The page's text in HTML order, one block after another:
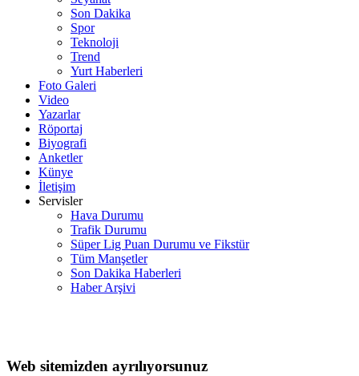
Son Dakika
Spor
Teknoloji
Trend
Yurt Haberleri
Foto Galeri
Video
Yazarlar
Röportaj
Biyografi
Anketler
Künye
İletişim
Servisler
Hava Durumu
Trafik Durumu
Süper Lig Puan Durumu ve Fikstür
Tüm Manşetler
Son Dakika Haberleri
Haber Arşivi
Web sitemizden ayrılıyorsunuz